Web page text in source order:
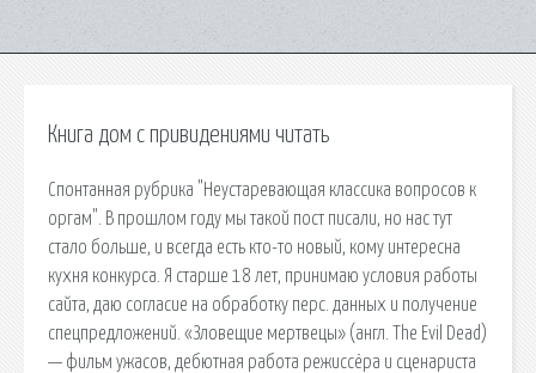
Книга дом с привидениями читать
Спонтанная рубрика "Неустаревающая классика вопросов к
оргам". В прошлом году мы такой пост писали, но нас тут
стало больше, и всегда есть кто-то новый, кому интересна
кухня конкурса. Я старше 18 лет, принимаю условия работы
сайта, даю согласие на обработку перс. данных и получение
спецпредложений. «Зловещие мертвецы» (англ. The Evil Dead)
— фильм ужасов, дебютная работа режиссёра и сценариста